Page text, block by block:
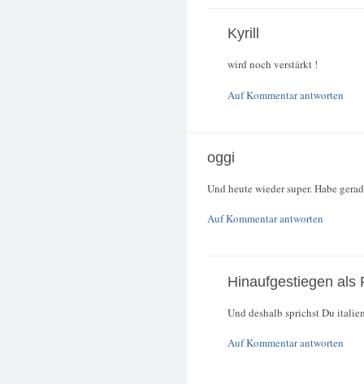
Kyrill
wird noch verstärkt !
Auf Kommentar antworten
oggi
Und heute wieder super. Habe
Auf Kommentar antworten
Hinaufgestiegen als
Und deshalb sprichst Du
Auf Kommentar antworten